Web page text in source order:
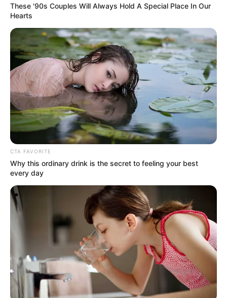
COMPARTIR
ALERTA BOGOTÁ EN GOOGLE NEWS
TEMAS RELACIONADOS
HOSPITAL FEDERICO LLERAS ACOSTA
MANTÉNGASE EN ALERTA
favor, active las notificaciones de Alerta.
ACTIVAR AHORA
TEMAS DESTACADOS
These '90s Couples Will Always Hold A Special Place In Our
Hearts
CTA FAVORITE
Why this ordinary drink is the secret to feeling your best
every day